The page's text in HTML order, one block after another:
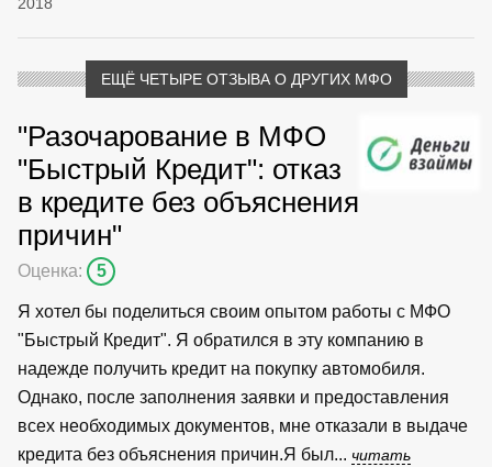
ЕЩЁ ЧЕТЫРЕ ОТЗЫВА О ДРУГИХ МФО
"Разочарование в МФО
"Быстрый Кредит": отказ
в кредите без объяснения
причин"
Оценка: 5
Я хотел бы поделиться своим опытом работы с МФО
"Быстрый Кредит". Я обратился в эту компанию в
надежде получить кредит на покупку автомобиля.
Однако, после заполнения заявки и предоставления
всех необходимых документов, мне отказали в выдаче
кредита без объяснения причин.Я был... читать